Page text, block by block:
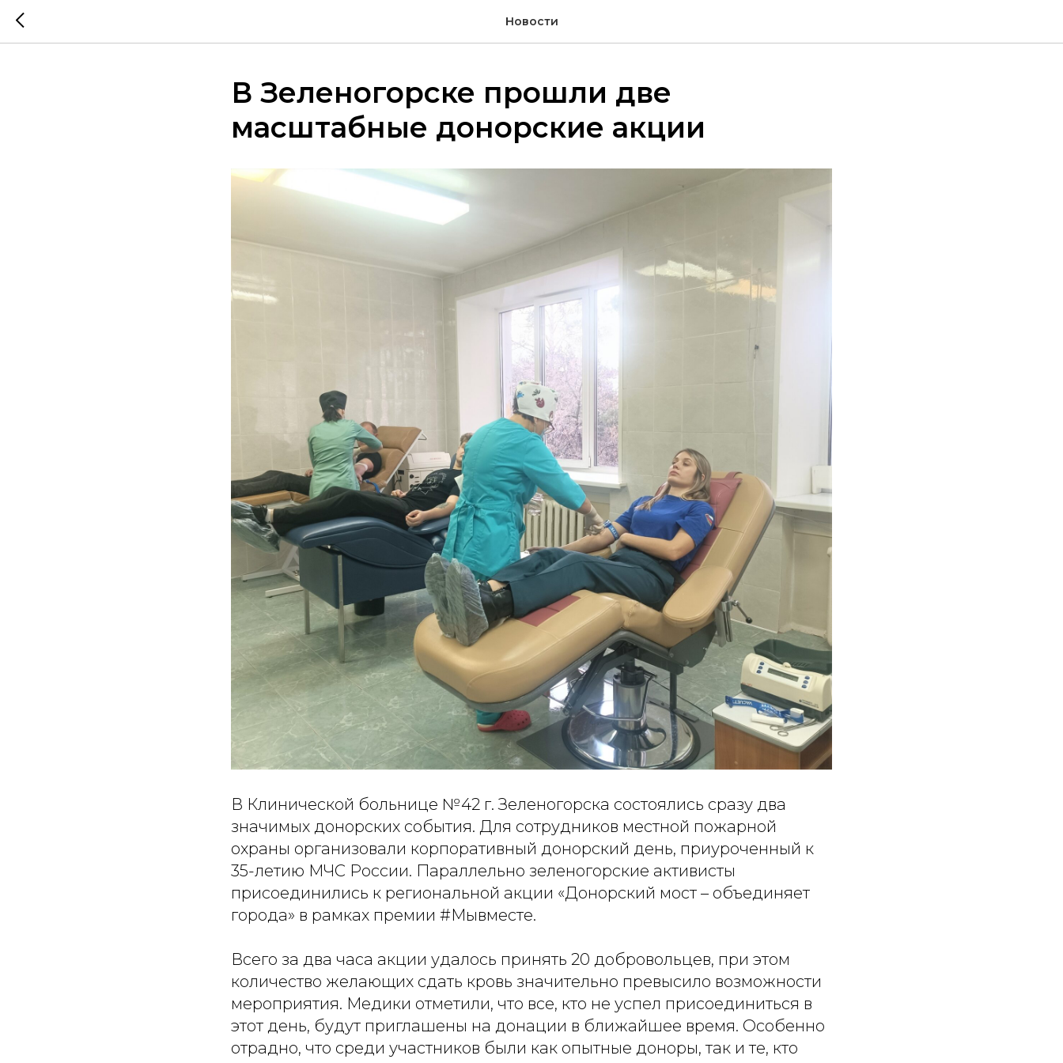
Новости
В Зеленогорске прошли две
масштабные донорские акции
В Клинической больнице №42 г. Зеленогорска состоялись сразу два
значимых донорских события. Для сотрудников местной пожарной
охраны организовали корпоративный донорский день, приуроченный к
35-летию МЧС России. Параллельно зеленогорские активисты
присоединились к региональной акции «Донорский мост – объединяет
города» в рамках премии #Мывместе.
Всего за два часа акции удалось принять 20 добровольцев, при этом
количество желающих сдать кровь значительно превысило возможности
мероприятия. Медики отметили, что все, кто не успел присоединиться в
этот день, будут приглашены на донации в ближайшее время. Особенно
отрадно, что среди участников были как опытные доноры, так и те, кто